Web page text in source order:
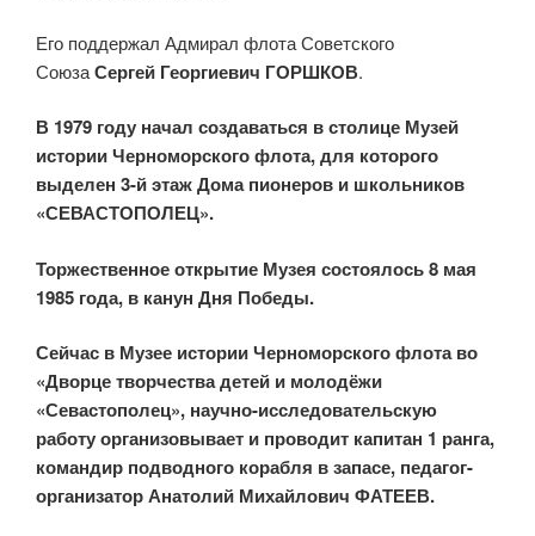
Его поддержал Адмирал флота Советского
СоюзаСергей Георгиевич ГОРШКОВ.
В 1979 году начал создаваться в столице Музей
истории Черноморского флота, для которого
выделен 3-й этаж Дома пионеров и школьников
«СЕВАСТОПОЛЕЦ».
Торжественное открытие Музея состоялось 8 мая
1985 года, в канун Дня Победы.
Сейчас в Музее истории Черноморского флота во
«Дворце творчества детей и молодёжи
«Севастополец», научно-исследовательскую
работу организовывает и проводит капитан 1 ранга,
командир подводного корабля в запасе, педагог-
организатор Анатолий Михайлович ФАТЕЕВ.